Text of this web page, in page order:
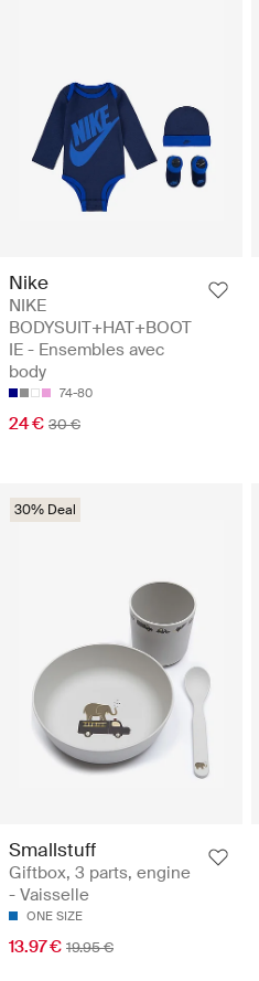
Nike
NIKE
BODYSUIT+HAT+BOOT
IE - Ensembles avec
body
74-80
24 € 30 €
30% Deal
Smallstuff
Giftbox, 3 parts, engine
- Vaisselle
ONE SIZE
13.97 € 19.95 €